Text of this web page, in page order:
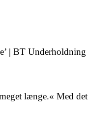
| BT
længe.« Med